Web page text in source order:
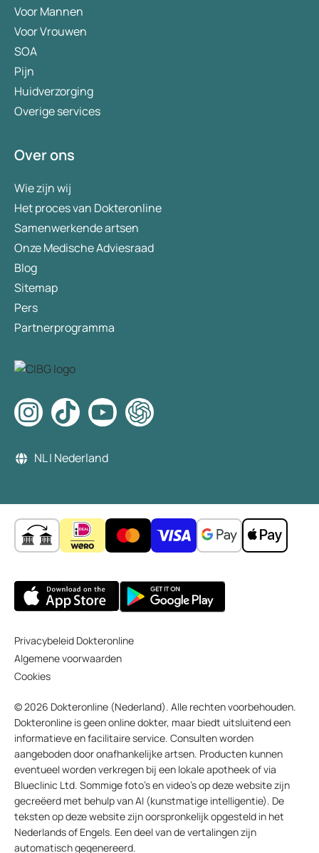
Voor Mannen
Voor Vrouwen
SOA
Pijn
Huidverzorging
Overige services
Over ons
Wie zijn wij
Het proces van Dokteronline
Samenwerkende artsen
Onze Medische Adviesraad
Blog
Sitemap
Pers
Partnerprogramma
NL | Nederland
Privacybeleid Dokteronline
Algemene voorwaarden
Cookies
© 2026 Dokteronline (Nederland). Alle rechten voorbehouden.
Dokteronline is geen online dokter, maar biedt uitsluitend een
informatieve en facilitaire service. Consulten worden
aangeboden door onafhankelijke artsen. Producten kunnen
eventueel worden verkregen bij een lokale apotheek of via
Blueclinic Ltd. Sommige foto’s en video’s op deze website zijn
gecreëerd met behulp van AI (kunstmatige intelligentie). De
teksten op deze website zijn oorspronkelijk opgesteld in het
Nederlands of Engels. Een deel van de vertalingen zijn
automatisch gegenereerd.